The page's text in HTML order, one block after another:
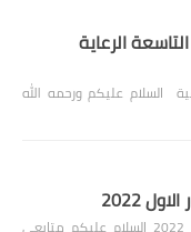
الرعاية
السلام عليكم ورحمه الله
2022